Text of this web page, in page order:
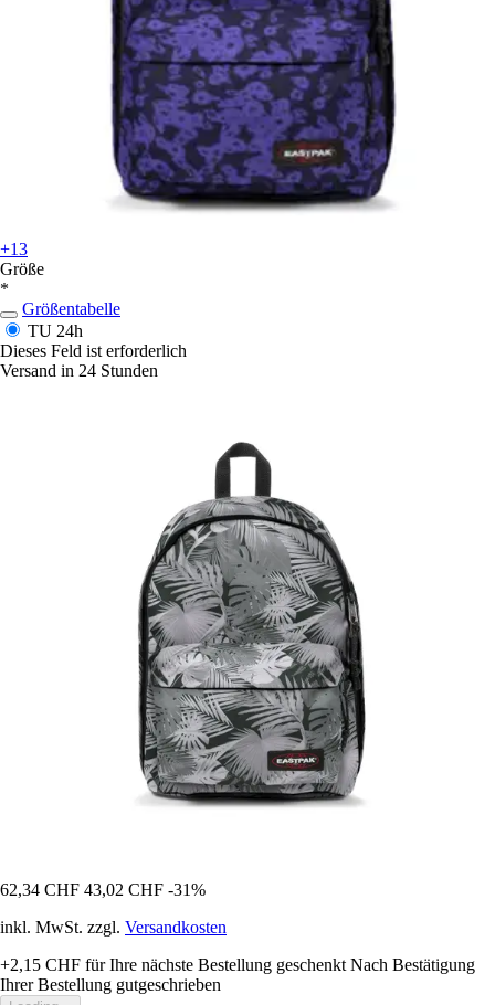
+13
Größe
*
Größentabelle
TU 24h
Dieses Feld ist erforderlich
Versand in 24 Stunden
62,34 CHF 43,02 CHF -31%
inkl. MwSt. zzgl. Versandkosten
+2,15 CHF für Ihre nächste Bestellung geschenkt Nach Bestätigung
Ihrer Bestellung gutgeschrieben